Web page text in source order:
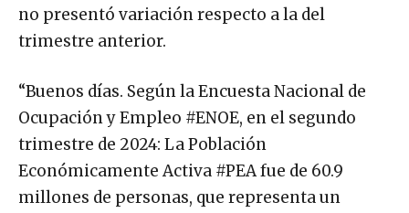
no presentó variación respecto a la del
trimestre anterior.
“Buenos días. Según la Encuesta Nacional de
Ocupación y Empleo #ENOE, en el segundo
trimestre de 2024: La Población
Económicamente Activa #PEA fue de 60.9
millones de personas, que representa un